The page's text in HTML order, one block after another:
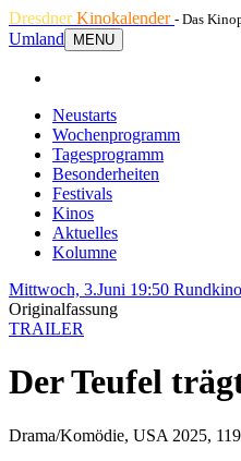
DresdnerKinokalender - Das
Umland
MENU
Neustarts
Wochenprogramm
Tagesprogramm
Besonderheiten
Festivals
Kinos
Aktuelles
Kolumne
Mittwoch, 3.Juni 19:50
Originalfassung
TRAILER
Der Teufel
Drama/Komödie, USA 2025,